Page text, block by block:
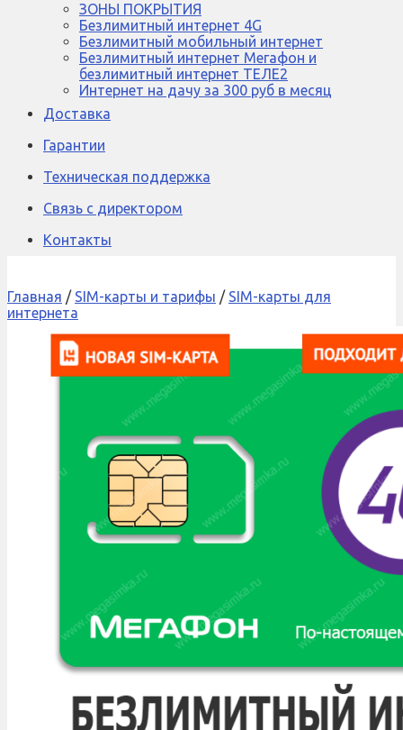
ЗОНЫ ПОКРЫТИЯ
Безлимитный интернет 4G
Безлимитный мобильный интернет
Безлимитный интернет Мегафон и
безлимитный интернет ТЕЛЕ2
Интернет на дачу за 300 руб в месяц
Доставка
Гарантии
Техническая поддержка
Связь с директором
Контакты
Главная / SIM-карты и тарифы / SIM-карты для
интернета